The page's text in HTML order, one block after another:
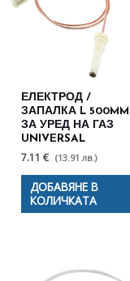
ЕЛЕКТРОД /
ЗАПАЛКА L 500MM
ЗА УРЕД НА ГАЗ
UNIVERSAL
7.11 € (13.91 лв.)
ДОБАВЯНЕ В
КОЛИЧКАТА